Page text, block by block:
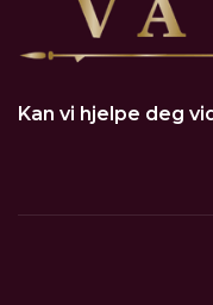
Kan vi hjelpe deg